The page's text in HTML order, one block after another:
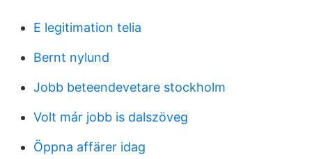
E legitimation telia
Bernt nylund
Jobb beteendevetare stockholm
Volt már jobb is dalszöveg
Öppna affärer idag